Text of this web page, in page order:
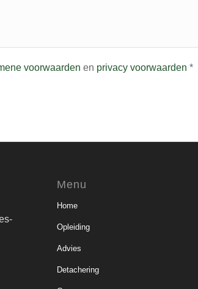
voorwaarden en privacy voorwaarden *
Menu
Home
Opleiding
Advies
Detachering